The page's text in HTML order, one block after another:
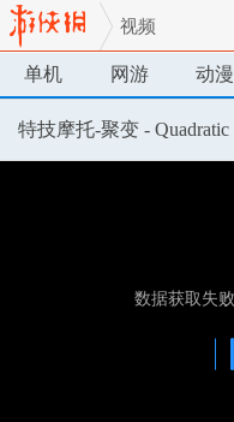
视频
单机 网游 动漫
特技摩托-聚变 - Quadratic